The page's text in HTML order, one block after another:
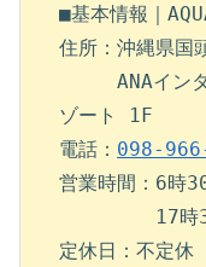
■基本情報｜
住所：沖縄県国
ANAインター
ゾート 1F
電話： 098-
営業時間：6時
17時30分
定休日：不定休